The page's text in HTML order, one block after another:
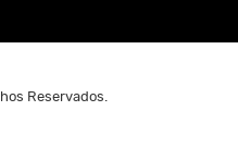
Reservados.